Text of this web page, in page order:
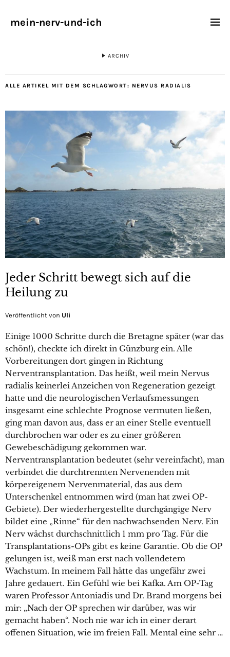
mein-nerv-und-ich
ARCHIV
ALLE ARTIKEL MIT DEM SCHLAGWORT: NERVUS RADIALIS
Jeder Schritt bewegt sich auf die
Heilung zu
Veröffentlicht von Uli
Einige 1000 Schritte durch die Bretagne später (war das
schön!), checkte ich direkt in Günzburg ein. Alle
Vorbereitungen dort gingen in Richtung
Nerventransplantation. Das heißt, weil mein Nervus
radialis keinerlei Anzeichen von Regeneration gezeigt
hatte und die neurologischen Verlaufsmessungen
insgesamt eine schlechte Prognose vermuten ließen,
ging man davon aus, dass er an einer Stelle eventuell
durchbrochen war oder es zu einer größeren
Gewebeschädigung gekommen war.
Nerventransplantation bedeutet (sehr vereinfacht), man
verbindet die durchtrennten Nervenenden mit
körpereigenem Nervenmaterial, das aus dem
Unterschenkel entnommen wird (man hat zwei OP-
Gebiete). Der wiederhergestellte durchgängige Nerv
bildet eine „Rinne“ für den nachwachsenden Nerv. Ein
Nerv wächst durchschnittlich 1 mm pro Tag. Für die
Transplantations-OPs gibt es keine Garantie. Ob die OP
gelungen ist, weiß man erst nach vollendetem
Wachstum. In meinem Fall hätte das ungefähr zwei
Jahre gedauert. Ein Gefühl wie bei Kafka. Am OP-Tag
waren Professor Antoniadis und Dr. Brand morgens bei
mir: „Nach der OP sprechen wir darüber, was wir
gemacht haben“. Noch nie war ich in einer derart
offenen Situation, wie im freien Fall. Mental eine sehr …